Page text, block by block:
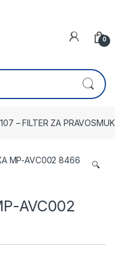
0
– FILTER ZA
🔍
AVC002